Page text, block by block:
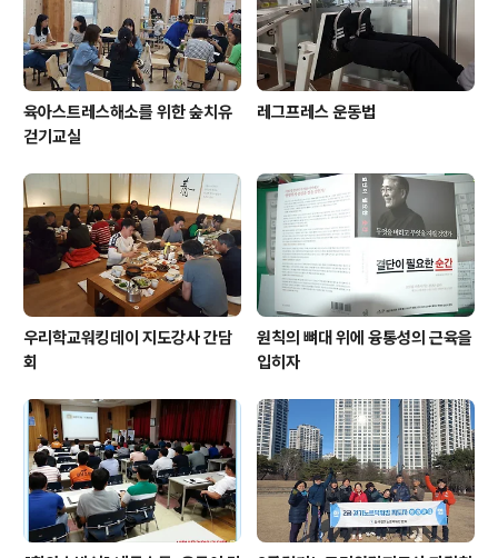
육아스트레스해소를 위한 숲치유
걷기교실
레그프레스 운동법
우리학교워킹데이 지도강사 간담
회
원칙의 뼈대 위에 융통성의 근육을
입히자